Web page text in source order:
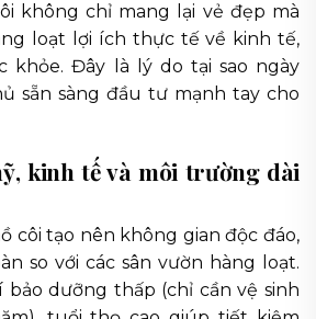
không chỉ mang lại vẻ đẹp mà
loạt lợi ích thực tế về kinh tế,
khỏe. Đây là lý do tại sao ngày
sẵn sàng đầu tư mạnh tay cho
kinh tế và môi trường dài
côi tạo nên không gian độc đáo,
so với các sân vườn hàng loạt.
bảo dưỡng thấp (chỉ cần vệ sinh